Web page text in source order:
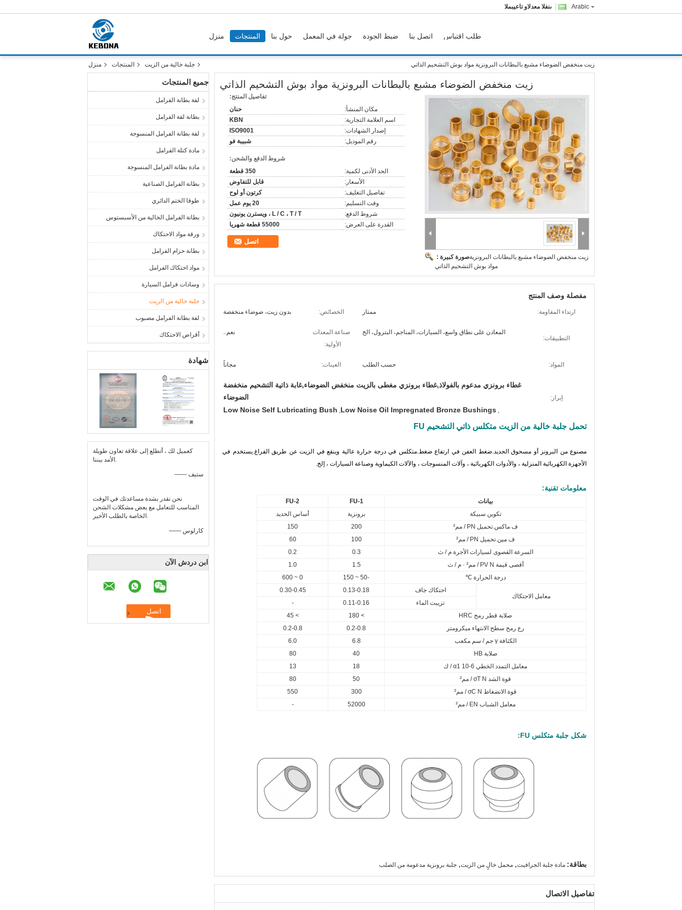
Arabic المبيعات والدعم الفنى
منزل المنتجات حول بنا جولة في المعمل ضبط الجودة اتصل بنا طلب اقتباس
منزل المنتجات جلبة خالية من الزيت زيت منخفض الضوضاء مشبع بالبطانات البرونزية مواد بوش التشحيم الذاتي
جميع المنتجات
لفة بطانة الفرامل
بطانة لفة الفرامل
لفة بطانة الفرامل المنسوجة
مادة كتلة الفرامل
مادة بطانة الفرامل المنسوجة
بطانة الفرامل الصناعية
طوقا الختم الدائري
بطانة الفرامل الخالية من الأسبستوس
ورقة مواد الاحتكاك
بطانة حزام الفرامل
مواد احتكاك الفرامل
وسادات فرامل السيارة
جلبة خالية من الزيت
لفة بطانة الفرامل مصبوب
أقراص الاحتكاك
شهادة
كعميل لك ، أتطلع إلى علاقة تعاون طويلة
الأمد بيننا.
—— ستيف
نحن نقدر بشدة مساعدتك في الوقت
المناسب للتعامل مع بعض مشكلات الشحن
الخاصة بالطلب الأخير.
—— كارلوس
ابن دردش الآن
زيت منخفض الضوضاء مشبع بالبطانات البرونزية مواد بوش التشحيم الذاتي
صورة كبيرة :زيت منخفض الضوضاء مشبع بالبطانات البرونزية
مواد بوش التشحيم الذاتي
تفاصيل المنتج:
مكان المنشأ:
حنان
اسم العلامة التجارية:
KBN
إصدار الشهادات:
ISO9001
رقم الموديل:
شبيبة فو
شروط الدفع والشحن:
الحد الأدنى لكمية:
350 قطعة
الأسعار:
قابل للتفاوض
تفاصيل التغليف:
كرتون أو لوح
وقت التسليم:
20 يوم عمل
شروط الدفع:
L / C ، T / T ، ويسترن يونيون
القدرة على العرض:
55000 قطعة شهريا
اتصل
مفصلة وصف المنتج
ارتداء المقاومة: ممتاز الخصائص: بدون زيت، ضوضاء منخفضة
التطبيقات:
المعادن على نطاق واسع، السيارات، المناجم، البترول، الخ
صناعة المعدات
الأولية:
نعم..
المواد: حسب الطلب العينات: مجاناً
إبراز:
غطاء برونزي مدعوم بالفولاذ,غطاء برونزي مغطى بالزيت منخفض الضوضاء,غابة ذاتية التشحيم منخفضة
الضوضاء
,
Low Noise Oil Impregnated Bronze Bushings
,
Low Noise Self Lubricating Bush
تحمل جلبة خالية من الزيت متكلس ذاتي التشحيم FU
مصنوع من البرونز أو مسحوق الحديد.ضغط العفن في ارتفاع ضغط.متكلس في درجة حرارة عالية وينقع في الزيت عن طريق الفراغ.يستخدم في
الأجهزة الكهربائية المنزلية ، والأدوات الكهربائية ، وآلات المنسوجات ، والآلات الكيماوية وصناعة السيارات ، إلخ.
معلومات تقنية:
بيانات FU-1
FU-2
تكوين سبيكة
برونزية
أساس الحديد
ف ماكس.تحميل PN / مم²
200
150
ف مين.تحميل PN / مم²
100
60
السرعة القصوى لسيارات الأجرة م / ث
0.3
0.2
أقصى قيمة PV N / مم² · م / ث
1.5
1.0
درجة الحرارة ℃
-50 ~ 150
0 ~ 600
معامل الاحتكاك
احتكاك جاف 0.13-0.18
0.30-0.45
تزييت الماء
0.11-0.16
-
صلابة قطر رمح HRC
> 180
> 45
رع رمح سطح الانتهاء ميكرومتر
0.2-0.8
0.2-0.8
الكثافة γ جم / سم مكعب
6.8
6.0
صلابة HB
40
80
معامل التمدد الخطي α1 10-6 / ك
18
13
قوة الشد σT N / مم²
50
80
قوة الانضغاط σC N / مم²
300
550
معامل الشباب EN / مم²
52000
-
شكل جلبة متكلس FU:
بطاقة: مادة جلبة الجرافيت, محمل خالٍ من الزيت, جلبة برونزية مدعومة من الصلب
تفاصيل الاتصال